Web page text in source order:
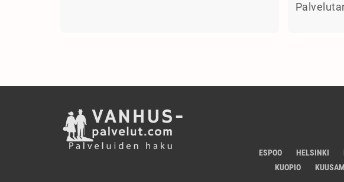
ESPOO HELSINKI
KUOPIO